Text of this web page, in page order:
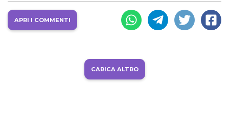
APRI I COMMENTI
CARICA ALTRO